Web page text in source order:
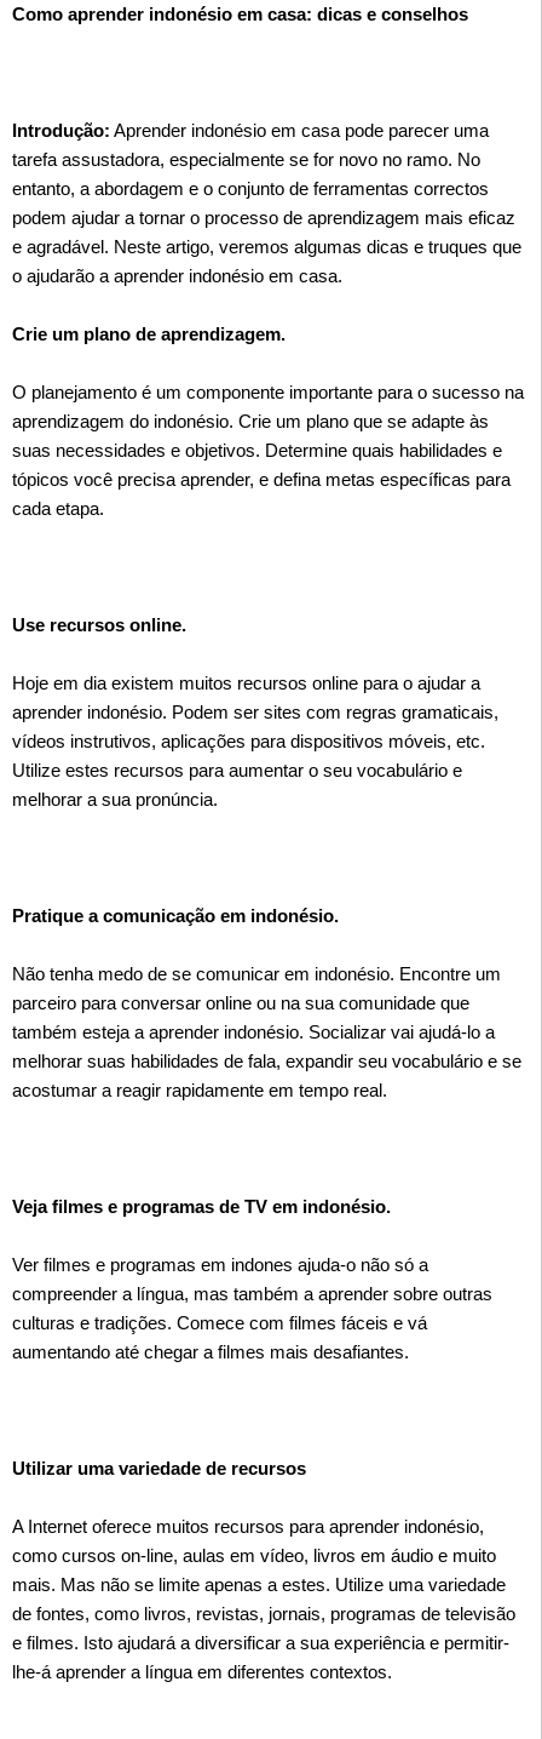
Como aprender indonésio em casa: dicas e conselhos
Introdução: Aprender indonésio em casa pode parecer uma
tarefa assustadora, especialmente se for novo no ramo. No
entanto, a abordagem e o conjunto de ferramentas correctos
podem ajudar a tornar o processo de aprendizagem mais eficaz
e agradável. Neste artigo, veremos algumas dicas e truques que
o ajudarão a aprender indonésio em casa.
Crie um plano de aprendizagem.
O planejamento é um componente importante para o sucesso na
aprendizagem do indonésio. Crie um plano que se adapte às
suas necessidades e objetivos. Determine quais habilidades e
tópicos você precisa aprender, e defina metas específicas para
cada etapa.
Use recursos online.
Hoje em dia existem muitos recursos online para o ajudar a
aprender indonésio. Podem ser sites com regras gramaticais,
vídeos instrutivos, aplicações para dispositivos móveis, etc.
Utilize estes recursos para aumentar o seu vocabulário e
melhorar a sua pronúncia.
Pratique a comunicação em indonésio.
Não tenha medo de se comunicar em indonésio. Encontre um
parceiro para conversar online ou na sua comunidade que
também esteja a aprender indonésio. Socializar vai ajudá-lo a
melhorar suas habilidades de fala, expandir seu vocabulário e se
acostumar a reagir rapidamente em tempo real.
Veja filmes e programas de TV em indonésio.
Ver filmes e programas em indones ajuda-o não só a
compreender a língua, mas também a aprender sobre outras
culturas e tradições. Comece com filmes fáceis e vá
aumentando até chegar a filmes mais desafiantes.
Utilizar uma variedade de recursos
A Internet oferece muitos recursos para aprender indonésio,
como cursos on-line, aulas em vídeo, livros em áudio e muito
mais. Mas não se limite apenas a estes. Utilize uma variedade
de fontes, como livros, revistas, jornais, programas de televisão
e filmes. Isto ajudará a diversificar a sua experiência e permitir-
lhe-á aprender a língua em diferentes contextos.